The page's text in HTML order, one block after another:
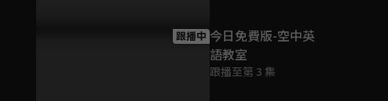
第7集
47分鐘跟播中 今日免費版-空中英
語教室
跟播至第 3 集